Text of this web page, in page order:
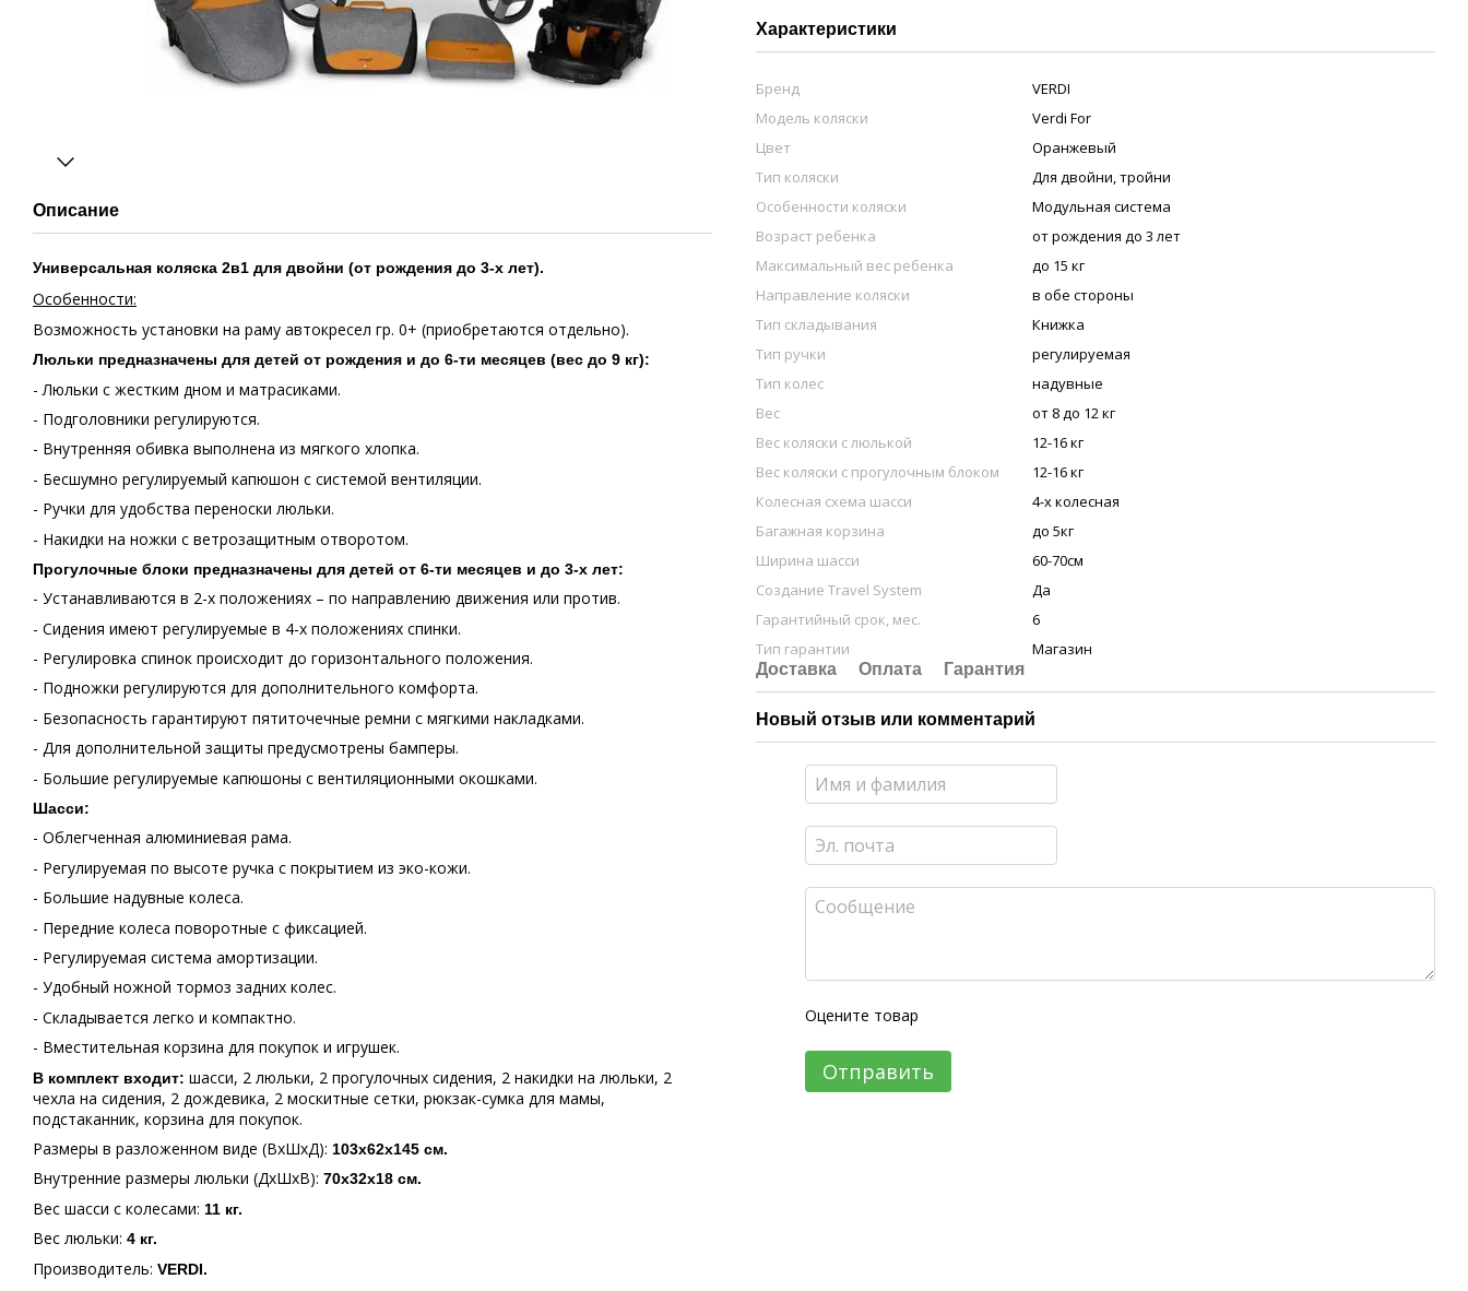
Описание
Универсальная коляска 2в1 для двойни (от рождения до 3-х лет).
Особенности:
Возможность установки на раму автокресел гр. 0+ (приобретаются отдельно).
Люльки предназначены для детей от рождения и до 6-ти месяцев (вес до 9 кг):
- Люльки с жестким дном и матрасиками.
- Подголовники регулируются.
- Внутренняя обивка выполнена из мягкого хлопка.
- Бесшумно регулируемый капюшон с системой вентиляции.
- Ручки для удобства переноски люльки.
- Накидки на ножки с ветрозащитным отворотом.
Прогулочные блоки предназначены для детей от 6-ти месяцев и до 3-х лет:
- Устанавливаются в 2-х положениях – по направлению движения или против.
- Сидения имеют регулируемые в 4-х положениях спинки.
- Регулировка спинок происходит до горизонтального положения.
- Подножки регулируются для дополнительного комфорта.
- Безопасность гарантируют пятиточечные ремни с мягкими накладками.
- Для дополнительной защиты предусмотрены бамперы.
- Большие регулируемые капюшоны с вентиляционными окошками.
Шасси:
- Облегченная алюминиевая рама.
- Регулируемая по высоте ручка с покрытием из эко-кожи.
- Большие надувные колеса.
- Передние колеса поворотные с фиксацией.
- Регулируемая система амортизации.
- Удобный ножной тормоз задних колес.
- Складывается легко и компактно.
- Вместительная корзина для покупок и игрушек.
В комплект входит: шасси, 2 люльки, 2 прогулочных сидения, 2 накидки на люльки, 2
чехла на сидения, 2 дождевика, 2 москитные сетки, рюкзак-сумка для мамы,
подстаканник, корзина для покупок.
Размеры в разложенном виде (ВхШхД): 103х62х145 см.
Внутренние размеры люльки (ДхШхВ): 70х32х18 см.
Вес шасси с колесами: 11 кг.
Вес люльки: 4 кг.
Производитель: VERDI.
Характеристики
Бренд
VERDI
Модель коляски
Verdi For
Цвет
Оранжевый
Тип коляски
Для двойни, тройни
Особенности коляски
Модульная система
Возраст ребенка
от рождения до 3 лет
Максимальный вес ребенка
до 15 кг
Направление коляски
в обе стороны
Тип складывания
Книжка
Тип ручки
регулируемая
Тип колес
надувные
Вес
от 8 до 12 кг
Вес коляски с люлькой
12-16 кг
Вес коляски с прогулочным блоком
12-16 кг
Колесная схема шасси
4-х колесная
Багажная корзина
до 5кг
Ширина шасси
60-70см
Создание Travel System
Да
Гарантийный срок, мес.
6
Тип гарантии
Магазин
Доставка Оплата Гарантия
Новый отзыв или комментарий
Оцените товар
Отправить